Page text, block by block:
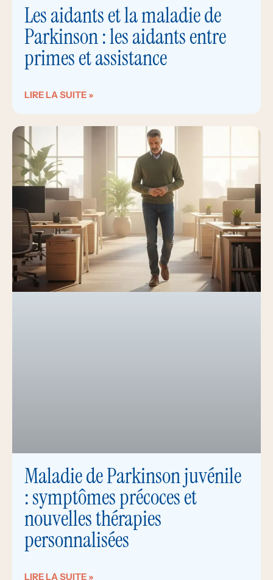
Les aidants et la maladie de
Parkinson : les aidants entre
primes et assistance
LIRE LA SUITE »
Maladie de Parkinson juvénile
: symptômes précoces et
nouvelles thérapies
personnalisées
LIRE LA SUITE »